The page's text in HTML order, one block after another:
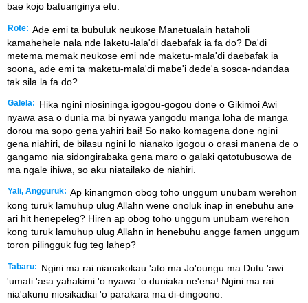
bae kojo batuanginya etu.
Rote: Ade emi ta bubuluk neukose Manetualain hataholi
kamahehele nala nde laketu-lala'di daebafak ia fa do? Da'di
metema memak neukose emi nde maketu-mala'di daebafak ia
soona, ade emi ta maketu-mala'di mabe'i dede'a sosoa-ndandaa
tak sila la fa do?
Galela:
Hika ngini niosininga igogou-gogou done o Gikimoi Awi
nyawa asa o dunia ma bi nyawa yangodu manga loha de manga
dorou ma sopo gena yahiri bai! So nako komagena done ngini
gena niahiri, de bilasu ngini lo nianako igogou o orasi manena de o
gangamo nia sidongirabaka gena maro o galaki qatotubusowa de
ma ngale ihiwa, so aku niatailako de niahiri.
Yali, Angguruk: Ap kinangmon obog toho unggum unubam werehon
kong turuk lamuhup ulug Allahn wene onoluk inap in enebuhu ane
ari hit henepeleg? Hiren ap obog toho unggum unubam werehon
kong turuk lamuhup ulug Allahn in henebuhu angge famen unggum
toron pilingguk fug teg lahep?
Tabaru:
Ngini ma rai nianakokau 'ato ma Jo'oungu ma Dutu 'awi
'umati 'asa yahakimi 'o nyawa 'o duniaka ne'ena! Ngini ma rai
nia'akunu niosikadiai 'o parakara ma di-dingoono.